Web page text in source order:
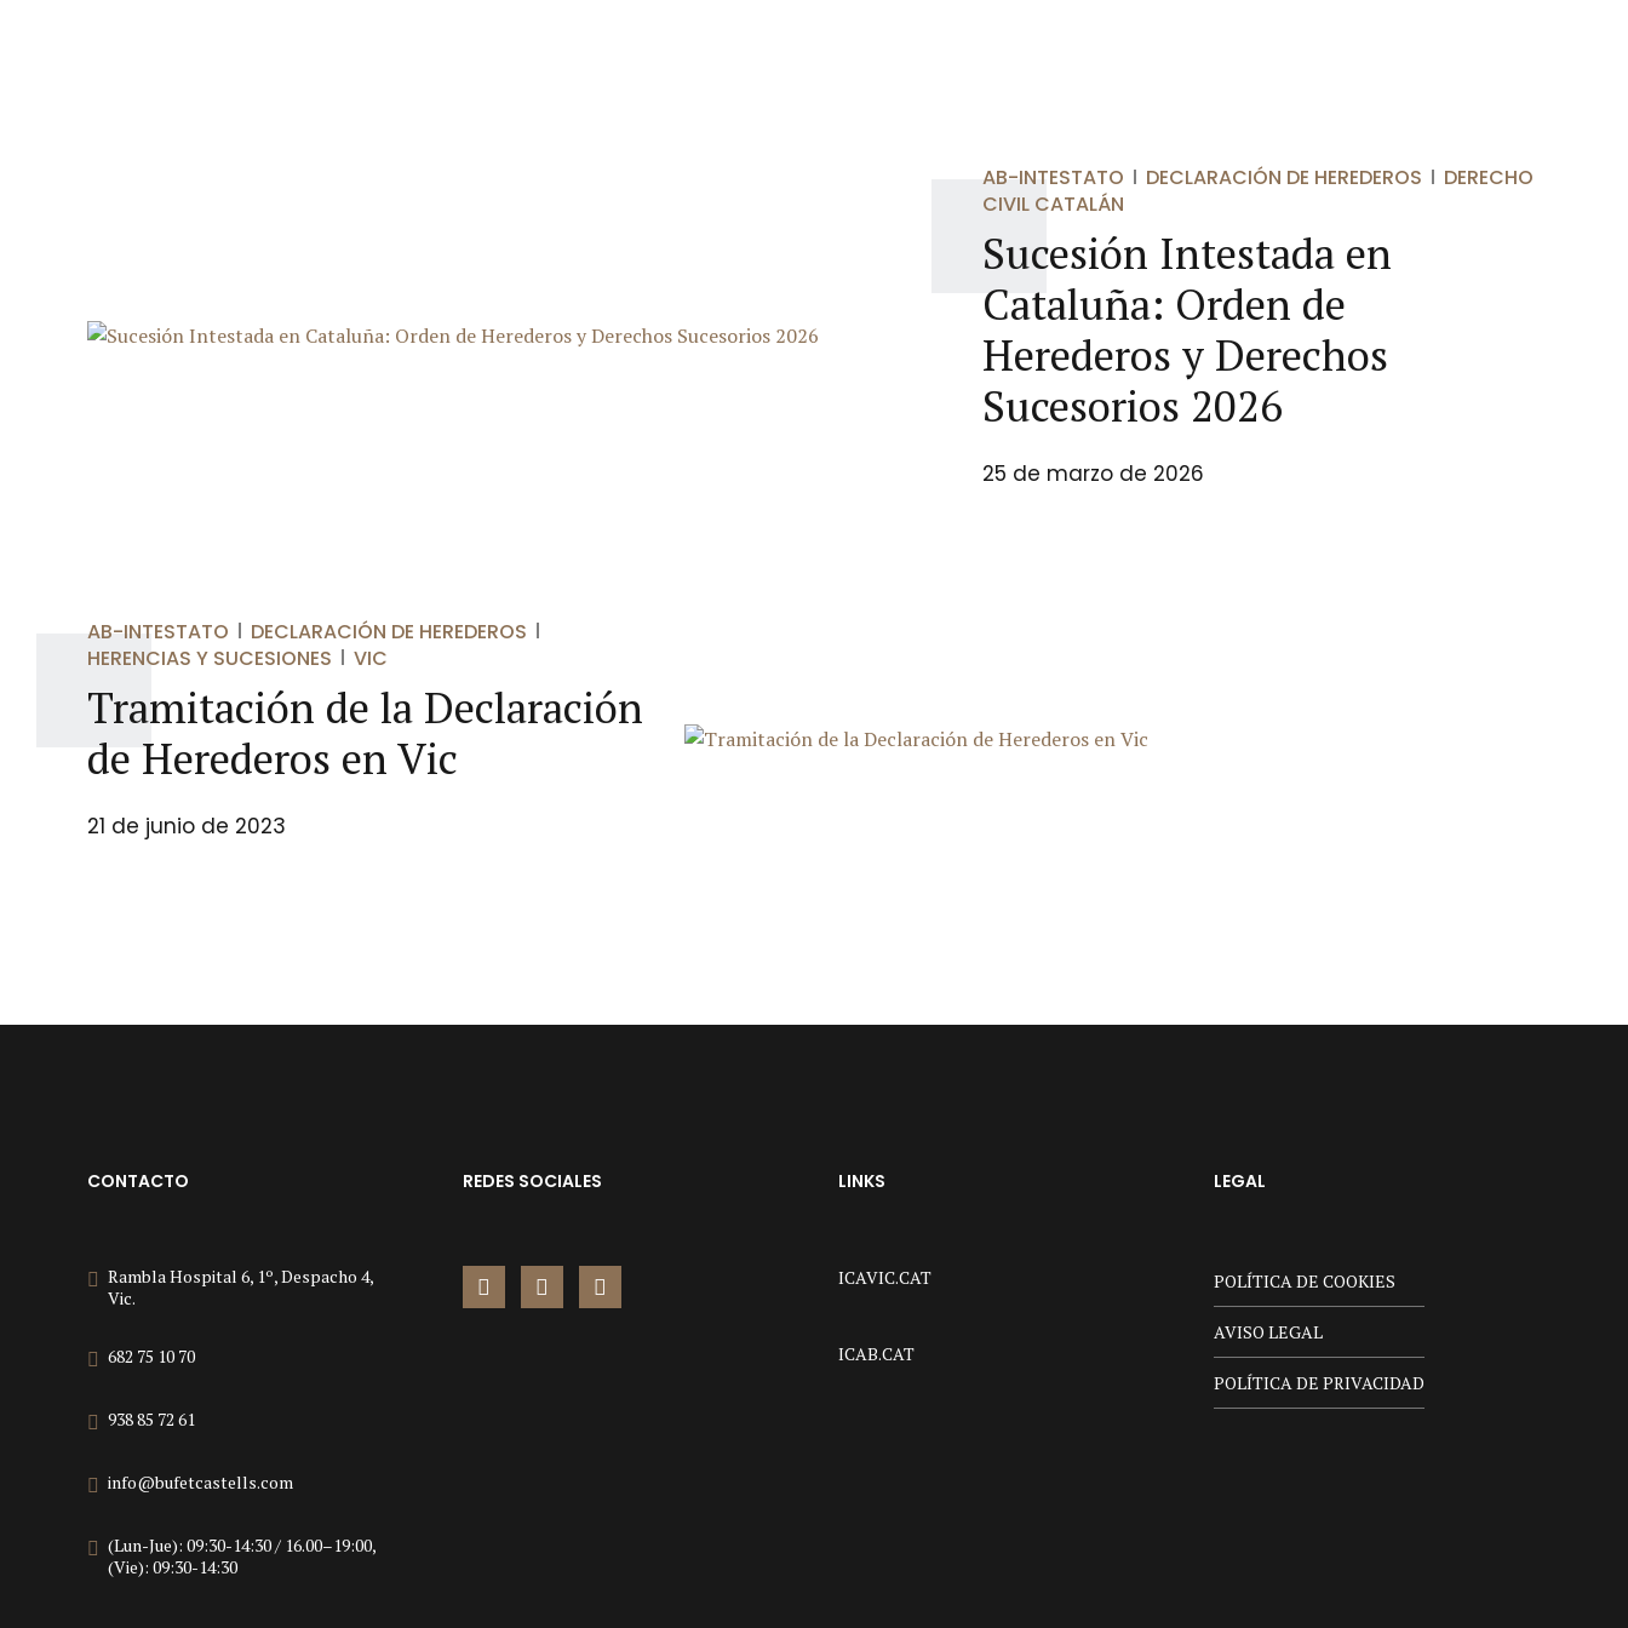
AB-INTESTATO DECLARACIÓN DE HEREDEROS
DERECHO
CIVIL CATALÁN
Sucesión Intestada en
Cataluña: Orden de
Herederos y Derechos
Sucesorios 2026
25 de marzo de 2026
AB-INTESTATO
DECLARACIÓN DE HEREDEROS
HERENCIAS Y SUCESIONES
VIC
Tramitación de la Declaración
de Herederos en Vic
21 de junio de 2023
CONTACTO
Rambla Hospital 6, 1º, Despacho 4,
Vic.
682 75 10 70
938 85 72 61
info@bufetcastells.com
(Lun-Jue): 09:30-14:30 / 16.00–19:00,
(Vie): 09:30-14:30
REDES SOCIALES LINKS
ICAVIC.CAT
ICAB.CAT
LEGAL
POLÍTICA DE COOKIES
AVISO LEGAL
POLÍTICA DE PRIVACIDAD